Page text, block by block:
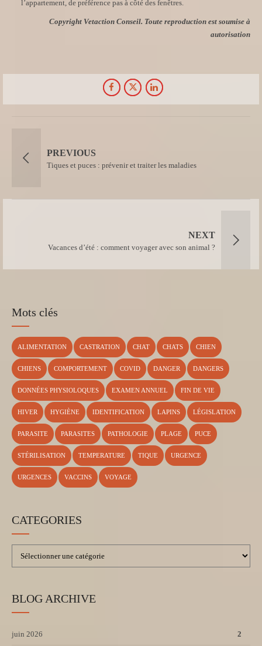
l’appartement, de préférence pas à côté des fenêtres.
Copyright Vetaction Conseil. Toute reproduction est soumise à
autorisation
PREVIOUS
Tiques et puces : prévenir et traiter les maladies
NEXT
Vacances d’été : comment voyager avec son animal ?
Mots clés
ALIMENTATION CASTRATION CHAT CHATS CHIEN
CHIENS COMPORTEMENT COVID DANGER DANGERS
DONNÉES PHYSIOLOQUES EXAMEN ANNUEL FIN DE VIE
HIVER HYGIÈNE IDENTIFICATION LAPINS LÉGISLATION
PARASITE PARASITES PATHOLOGIE PLAGE PUCE
STÉRILISATION TEMPERATURE TIQUE URGENCE
URGENCES VACCINS VOYAGE
CATEGORIES
BLOG ARCHIVE
juin 2026 2